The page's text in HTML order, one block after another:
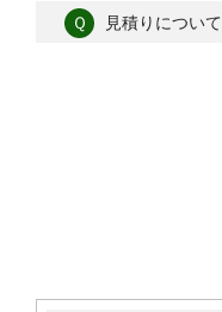
Ｑ 見積りについて